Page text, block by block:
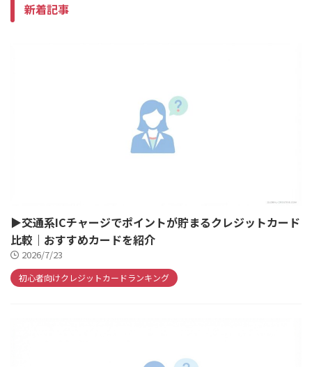
新着記事
▶交通系ICチャージでポイントが貯まるクレジットカード
比較｜おすすめカードを紹介
2026/7/23
初心者向けクレジットカードランキング